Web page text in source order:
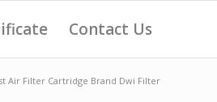
Contact Us
Air Filter Cartridge Brand Dwi Filter